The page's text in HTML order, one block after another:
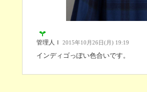
管理人Ｉ 2015年10月26日(月) 19:19
インディゴっぽい色合いです。